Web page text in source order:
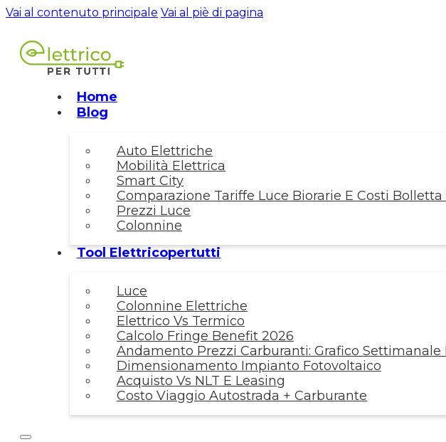
Vai al contenuto principale Vai al piè di pagina
Home
Blog
Auto Elettriche
Mobilità Elettrica
Smart City
Comparazione Tariffe Luce Biorarie E Costi Bolletta
Prezzi Luce
Colonnine
Tool Elettricopertutti
Luce
Colonnine Elettriche
Elettrico Vs Termico
Calcolo Fringe Benefit 2026
Andamento Prezzi Carburanti: Grafico Settimanale
Dimensionamento Impianto Fotovoltaico
Acquisto Vs NLT E Leasing
Costo Viaggio Autostrada + Carburante